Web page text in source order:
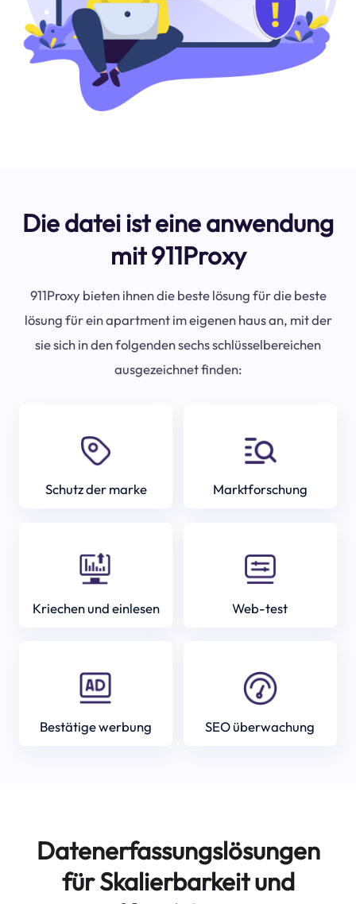
Die datei ist eine anwendung
mit 911Proxy
911Proxy bieten ihnen die beste lösung für die beste
lösung für ein apartment im eigenen haus an, mit der
sie sich in den folgenden sechs schlüsselbereichen
ausgezeichnet finden:
Schutz der marke Marktforschung
Kriechen und einlesen Web-test
Bestätige werbung SEO überwachung
Datenerfassungslösungen
für Skalierbarkeit und